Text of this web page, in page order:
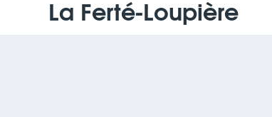
La Ferté-Loupière